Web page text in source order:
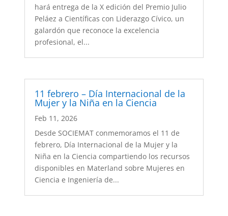
hará entrega de la X edición del Premio Julio
Peláez a Científicas con Liderazgo Cívico, un
galardón que reconoce la excelencia
profesional, el...
11 febrero – Día Internacional de la
Mujer y la Niña en la Ciencia
Feb 11, 2026
Desde SOCIEMAT conmemoramos el 11 de
febrero, Día Internacional de la Mujer y la
Niña en la Ciencia compartiendo los recursos
disponibles en Materland sobre Mujeres en
Ciencia e Ingeniería de...